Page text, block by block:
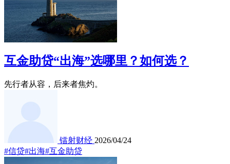
互金助贷“出海”选哪里？如何选？
先行者从容，后来者焦灼。
镭射财经 2026/04/24
#信贷#出海#互金助贷